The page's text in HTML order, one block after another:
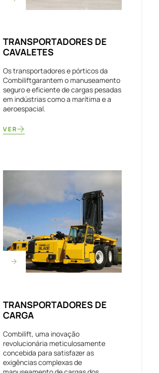
TRANSPORTADORES DE
CAVALETES
Os transportadores e pórticos da
Combiliftgarantem o manuseamento
seguro e eficiente de cargas pesadas
em indústrias como a marítima e a
aeroespacial.
VER
TRANSPORTADORES DE
CARGA
Combilift, uma inovação
revolucionária meticulosamente
concebida para satisfazer as
exigências complexas de